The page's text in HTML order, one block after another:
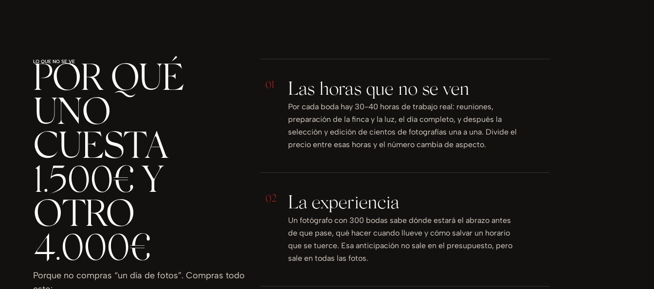
LO QUE NO SE VE
POR QUÉ
UNO
CUESTA
1.500€ Y
OTRO
4.000€
Porque no compras “un día de fotos”. Compras todo
01 Las horas que no se ven
Por cada boda hay 30-40 horas de trabajo real: reuniones,
preparación de la finca y la luz, el día completo, y después la
selección y edición de cientos de fotografías una a una. Divide el
precio entre esas horas y el número cambia de aspecto.
02 La experiencia
Un fotógrafo con 300 bodas sabe dónde estará el abrazo antes
de que pase, qué hacer cuando llueve y cómo salvar un horario
que se tuerce. Esa anticipación no sale en el presupuesto, pero
sale en todas las fotos.